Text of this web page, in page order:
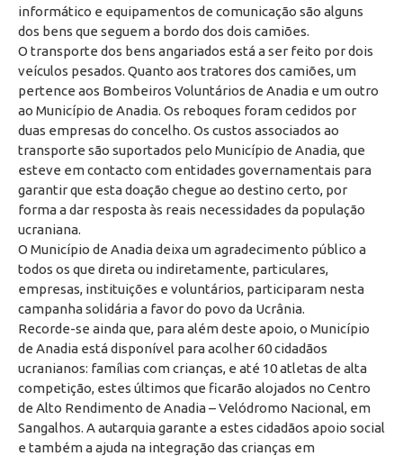
informático e equipamentos de comunicação são alguns
dos bens que seguem a bordo dos dois camiões.
O transporte dos bens angariados está a ser feito por dois
veículos pesados. Quanto aos tratores dos camiões, um
pertence aos Bombeiros Voluntários de Anadia e um outro
ao Município de Anadia. Os reboques foram cedidos por
duas empresas do concelho. Os custos associados ao
transporte são suportados pelo Município de Anadia, que
esteve em contacto com entidades governamentais para
garantir que esta doação chegue ao destino certo, por
forma a dar resposta às reais necessidades da população
ucraniana.
O Município de Anadia deixa um agradecimento público a
todos os que direta ou indiretamente, particulares,
empresas, instituições e voluntários, participaram nesta
campanha solidária a favor do povo da Ucrânia.
Recorde-se ainda que, para além deste apoio, o Município
de Anadia está disponível para acolher 60 cidadãos
ucranianos: famílias com crianças, e até 10 atletas de alta
competição, estes últimos que ficarão alojados no Centro
de Alto Rendimento de Anadia – Velódromo Nacional, em
Sangalhos. A autarquia garante a estes cidadãos apoio social
e também a ajuda na integração das crianças em